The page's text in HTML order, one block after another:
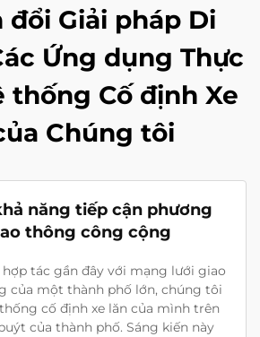
đổi Giải pháp Di
Ứng dụng Thực
thống Cố định Xe
Chúng tôi
năng tiếp cận phương
thông công cộng
tác gần đây với mạng lưới giao
của một thành phố lớn, chúng tôi
cố định xe lăn của mình trên
của thành phố. Sáng kiến này